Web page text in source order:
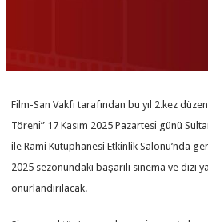
Film-San Vakfı tarafından bu yıl 2.kez
Töreni” 17 Kasım 2025 Pazartesi günü
ile Rami Kütüphanesi Etkinlik Salonu’nda
2025 sezonundaki başarılı sinema ve dizi
onurlandırılacak.